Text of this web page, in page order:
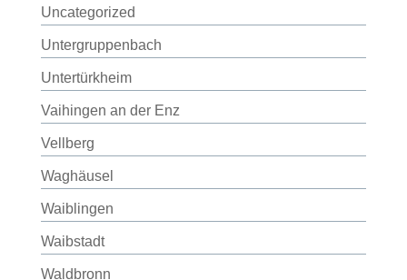
Uncategorized
Untergruppenbach
Untertürkheim
Vaihingen an der Enz
Vellberg
Waghäusel
Waiblingen
Waibstadt
Waldbronn